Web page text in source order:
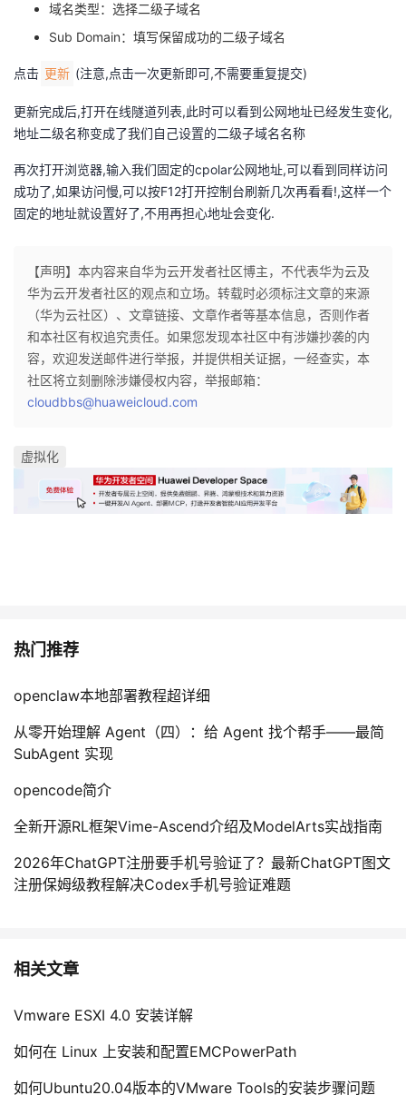
域名类型：选择二级子域名
Sub Domain：填写保留成功的二级子域名
点击 更新 (注意,点击一次更新即可,不需要重复提交)
更新完成后,打开在线隧道列表,此时可以看到公网地址已经发生变化,
地址二级名称变成了我们自己设置的二级子域名名称
再次打开浏览器,输入我们固定的cpolar公网地址,可以看到同样访问
成功了,如果访问慢,可以按F12打开控制台刷新几次再看看!,这样一个
固定的地址就设置好了,不用再担心地址会变化.
【声明】本内容来自华为云开发者社区博主，不代表华为云及
华为云开发者社区的观点和立场。转载时必须标注文章的来源
（华为云社区）、文章链接、文章作者等基本信息，否则作者
和本社区有权追究责任。如果您发现本社区中有涉嫌抄袭的内
容，欢迎发送邮件进行举报，并提供相关证据，一经查实，本
社区将立刻删除涉嫌侵权内容，举报邮箱：
cloudbbs@huaweicloud.com
虚拟化
热门推荐
openclaw本地部署教程超详细
从零开始理解 Agent（四）：给 Agent 找个帮手——最简
SubAgent 实现
opencode简介
全新开源RL框架Vime-Ascend介绍及ModelArts实战指南
2026年ChatGPT注册要手机号验证了？最新ChatGPT图文
注册保姆级教程解决Codex手机号验证难题
相关文章
Vmware ESXI 4.0 安装详解
如何在 Linux 上安装和配置EMCPowerPath
如何Ubuntu20.04版本的VMware Tools的安装步骤问题